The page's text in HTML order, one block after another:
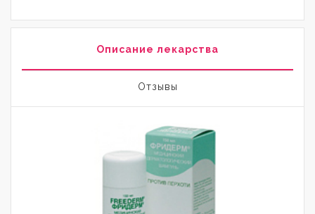
Описание лекарства
Отзывы